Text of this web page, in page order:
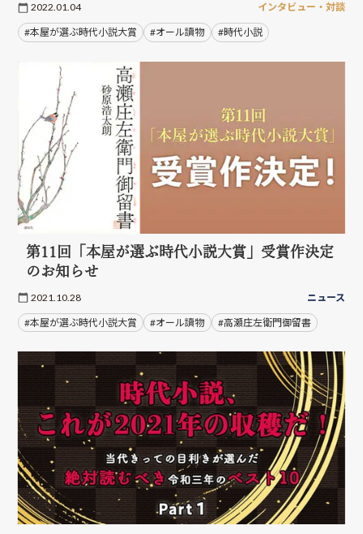
2022.01.04 インタビュー・対談
#本屋が選ぶ時代小説大賞 #オール讀物 #時代小説
第11回「本屋が選ぶ時代小説大賞」受賞作決定
のお知らせ
2021.10.28 ニュース
#本屋が選ぶ時代小説大賞 #オール讀物 #高瀬庄左衛門御留書